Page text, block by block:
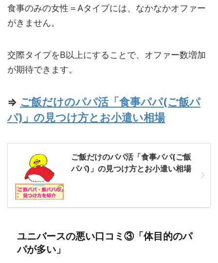
食事のみの女性＝Aタイプには、なかなかオファー
がきません。
交際タイプをB以上にすることで、オファー数増加
が期待できます。
⇒ ご飯だけのパパ活「食事パパ(ご飯パ
パ)」の見つけ方とお小遣い相場
ご飯だけのパパ活「食事パパ(ご飯
パパ)」の見つけ方とお小遣い相場
ユニバースの悪い口コミ③「体目的のパ
パが多い」